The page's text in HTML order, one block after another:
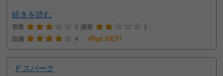
続きを読む
営業 3 接客
2
設備
4 45pt GET!
Ｐスパーク